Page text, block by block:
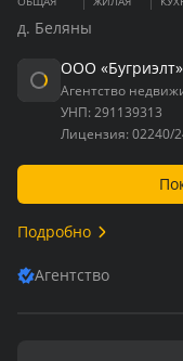
д. Беляны
ООО «Бугриэлт»
Агентство
УНП: 291139313
Лицензия: 02240/
Подробно
Агентство